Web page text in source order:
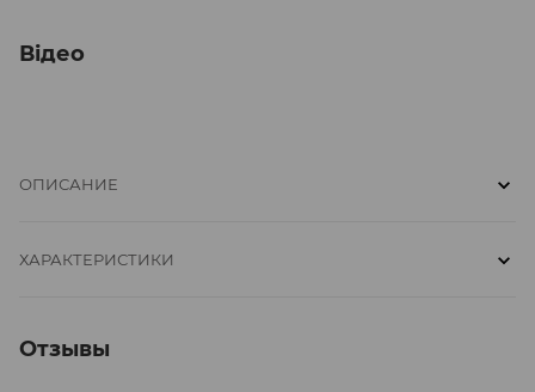
Відео
ОПИСАНИЕ
ХАРАКТЕРИСТИКИ
Отзывы